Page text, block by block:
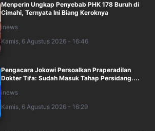
Menperin Ungkap Penyebab PHK 178 Buruh di
Cimahi, Ternyata Ini Biang Keroknya
inews
Kamis, 6 Agustus 2026 - 16:46
Pengacara Jokowi Persoalkan Praperadilan
Dokter Tifa: Sudah Masuk Tahap Persidang....
inews
Kamis, 6 Agustus 2026 - 16:29